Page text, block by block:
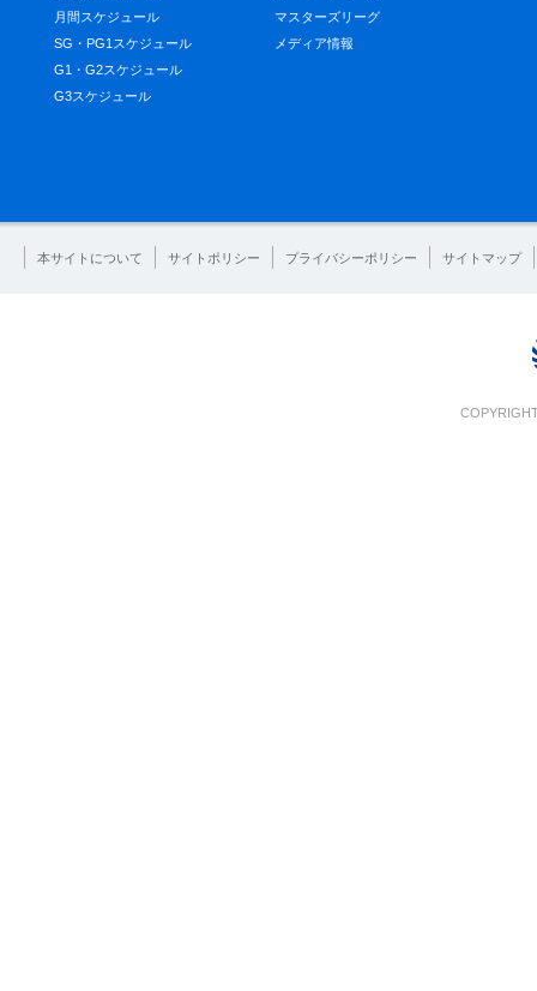
月間スケジュール
SG・PG1スケジュール
G1・G2スケジュール
G3スケジュール
マスターズリーグ
メディア情報
本サイトについて サイトポリシー プライバシーポリシー サイトマップ